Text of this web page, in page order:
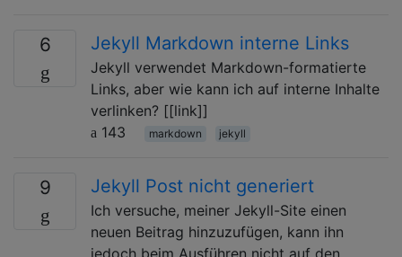
6 Jekyll Markdown interne Links
Jekyll verwendet Markdown-formatierte
Links, aber wie kann ich auf interne Inhalte
verlinken? [[link]]
143
markdown jekyll
9 Jekyll Post nicht generiert
Ich versuche, meiner Jekyll-Site einen
neuen Beitrag hinzuzufügen, kann ihn
jedoch beim Ausführen nicht auf den